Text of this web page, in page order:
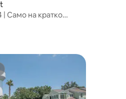
рецензии
| Само на кратко